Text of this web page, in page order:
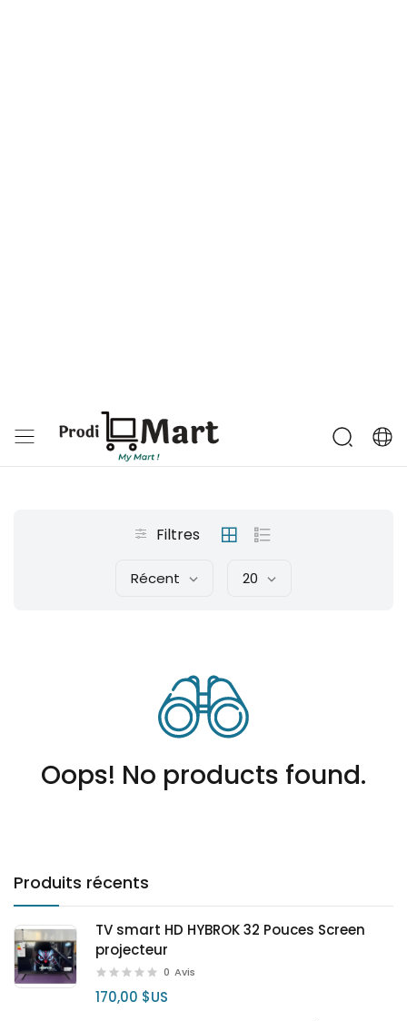
Produits récents
TV smart HD HYBROK 32 Pouces Screen
projecteur
0 Avis
170,00 $US
Filtres
Récent 20
Oops! No products found.